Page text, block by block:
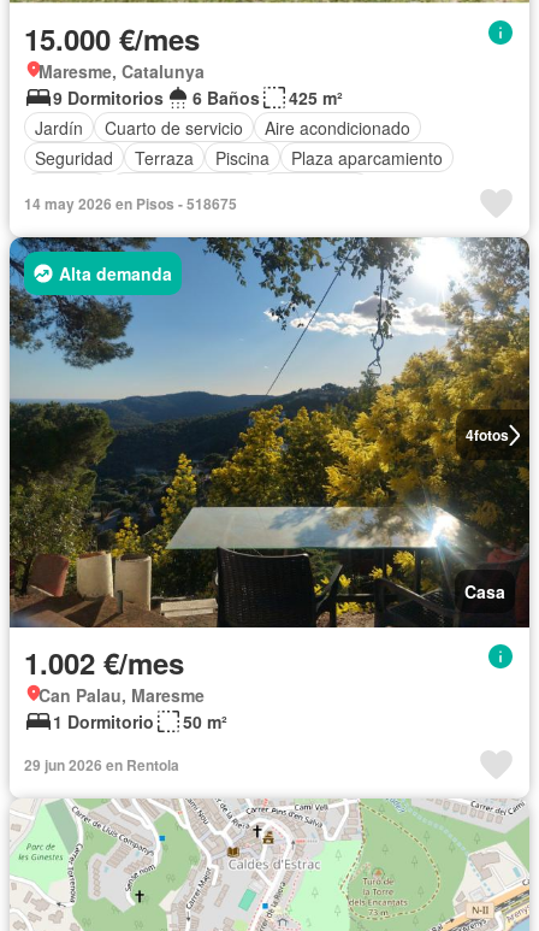
15.000 €/mes
Maresme, Catalunya
9 Dormitorios
6 Baños
425 m²
Jardín
Cuarto de servicio
Aire acondicionado
Seguridad
Terraza Piscina
Plaza aparcamiento
14 may 2026 en Pisos - 518675
4fotos
Alta demanda
Casa
1.002 €/mes
Can Palau, Maresme
1 Dormitorio
50 m²
29 jun 2026 en Rentola